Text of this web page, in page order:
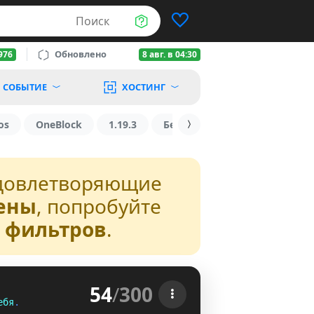
Поиск
Обновлено 8 авг. в 04:30
СОБЫТИЕ ХОСТИНГ
OneBlock 1.19.3 БедВарс
, попробуйте
фильтров.
бя . 54/300